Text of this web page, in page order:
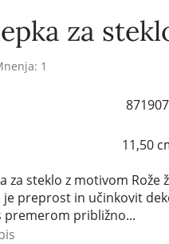
za
1
11,50
za steklo z motivom
je preprost in učinkovit
premerom približno...